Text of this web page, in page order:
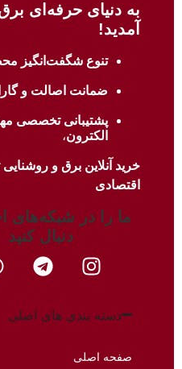
به دنیای حرفه‌ای
آمدید!
تنوع شگفت‌انگیز
ضمانت اصالت و
پشتیبانی تخصصی
الکترون،
خرید آنلاین برق و
اقتصادی
ما را در شبکه‌های
دنبال کنید​
دسته بندی های اصلی
صفحه اصلی